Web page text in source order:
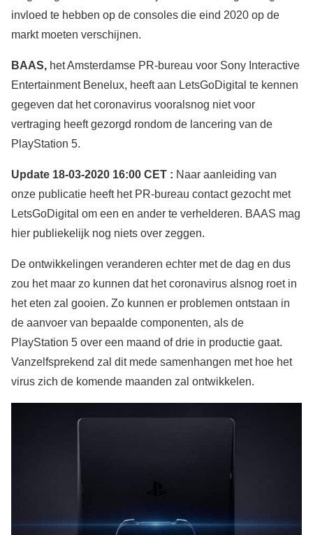
invloed te hebben op de consoles die eind 2020 op de
markt moeten verschijnen.
BAAS, het Amsterdamse PR-bureau voor Sony Interactive
Entertainment Benelux, heeft aan LetsGoDigital te kennen
gegeven dat het coronavirus vooralsnog niet voor
vertraging heeft gezorgd rondom de lancering van de
PlayStation 5.
Update 18-03-2020 16:00 CET : Naar aanleiding van
onze publicatie heeft het PR-bureau contact gezocht met
LetsGoDigital om een en ander te verhelderen. BAAS mag
hier publiekelijk nog niets over zeggen.
De ontwikkelingen veranderen echter met de dag en dus
zou het maar zo kunnen dat het coronavirus alsnog roet in
het eten zal gooien. Zo kunnen er problemen ontstaan in
de aanvoer van bepaalde componenten, als de
PlayStation 5 over een maand of drie in productie gaat.
Vanzelfsprekend zal dit mede samenhangen met hoe het
virus zich de komende maanden zal ontwikkelen.